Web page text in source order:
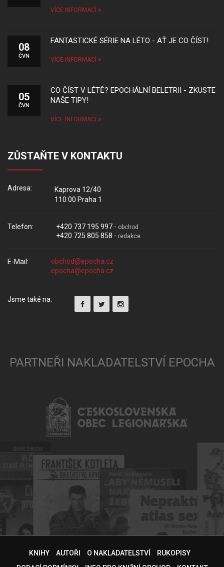
VÍCE INFORMACÍ
08
ČVN
FANTASTICKÉ SÉRIE NA LÉTO - AŤ JE CO ČÍST!
VÍCE INFORMACÍ
05
ČVN
CO ČÍST V LÉTĚ? EPOCHÁLNÍ BELETRII - ZKUSTE
NAŠE TIPY!
VÍCE INFORMACÍ
ZŮSTAŇTE V KONTAKTU
Adresa:
Kaprova 12/40
110 00 Praha 1
Telefon: +420 737 195 997 - obchod
+420 725 805 858 - redakce
E-Mail:
Jsme také na:
PARTNEŘI NAKLADATELSTVÍ EPOCHA
KNIHY AUTOŘI O NAKLADATELSTVÍ
RUKOPISY